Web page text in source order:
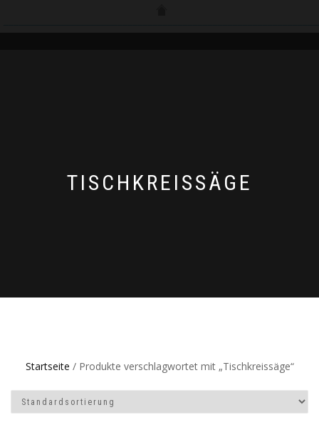
TISCHKREISSÄGE
Startseite / Produkte verschlagwortet mit „Tischkreissäge“